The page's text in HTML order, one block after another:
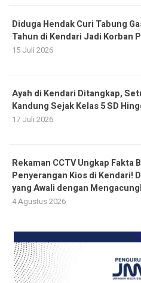
Diduga Hendak Curi Tabung
Tahun di Kendari Jadi Korban
15 Juli 2026
Ayah di Kendari Ditangkap,
Kandung Sejak Kelas 5 SD
17 Juli 2026
Rekaman CCTV Ungkap Fakta
Penyerangan Kios di Kendari!
yang Awali dengan
4 Agustus 2026